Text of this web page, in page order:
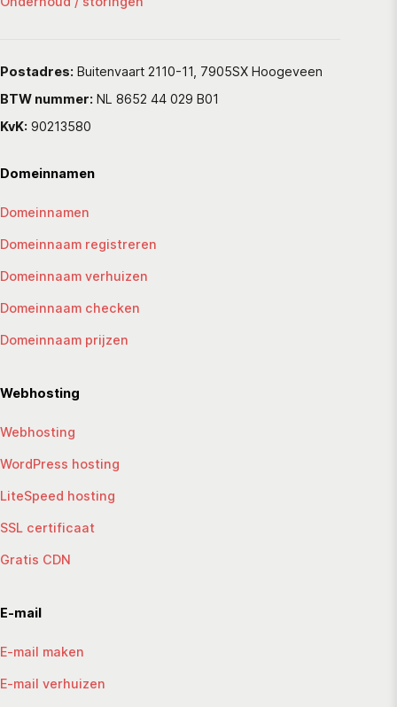
Postadres: Buitenvaart 2110-11, 7905SX Hoogeveen
BTW nummer: NL 8652 44 029 B01
KvK: 90213580
Domeinnamen
Domeinnamen
Domeinnaam registreren
Domeinnaam verhuizen
Domeinnaam checken
Domeinnaam prijzen
Webhosting
Webhosting
WordPress hosting
LiteSpeed hosting
SSL certificaat
Gratis CDN
E-mail
E-mail maken
E-mail verhuizen